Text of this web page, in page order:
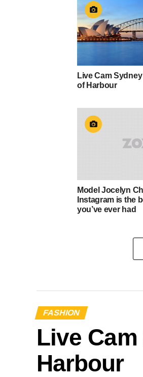
Live Cam
of Harbour
Model Jocelyn
Instagram is the
you’ve ever had
FASHION
Live
Harbour